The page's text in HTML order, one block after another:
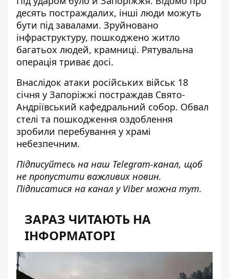
десять постраждалих, інші люди можуть
бути під завалами. Зруйновано
інфраструктуру, пошкоджено житло
багатьох людей, крамниці. Рятувальна
операція триває досі.
Внаслідок атаки російських військ 18
січня у Запоріжжі постраждав Свято-
Андріївський кафедральний собор. Обвал
стелі та пошкодження оздоблення
зробили перебування у храмі
небезпечним.
Підписуйтесь на наш Telegram-канал, щоб
не пропустити важливих новин.
Підписатися на канал у Viber можна тут.
ЗАРАЗ ЧИТАЮТЬ НА
ІНФОРМАТОРІ